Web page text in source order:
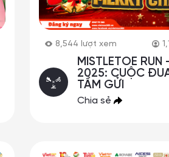
8,544 lượt xem
MISTLETOE RUN
2025: CUỘC
TẦM GỬI
Chia sẻ